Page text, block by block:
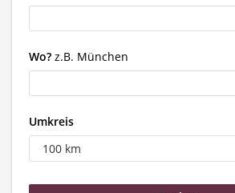
Wo? z.B. München
Umkreis